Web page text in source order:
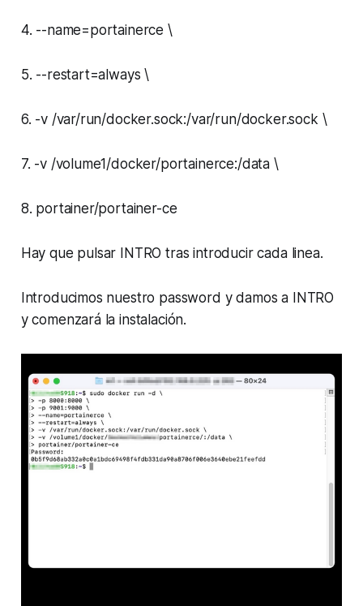
4. --name=portainerce \
5. --restart=always \
6. -v /var/run/docker.sock:/var/run/docker.sock \
7. -v /volume1/docker/portainerce:/data \
8. portainer/portainer-ce
Hay que pulsar INTRO tras introducir cada linea.
Introducimos nuestro password y damos a INTRO
y comenzará la instalación.